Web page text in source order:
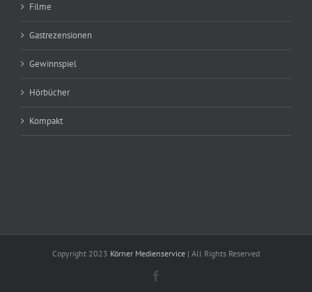
Filme
Gastrezensionen
Gewinnspiel
Hörbücher
Kompakt
Copyright 2023 Körner Medienservice | All Rights Reserved